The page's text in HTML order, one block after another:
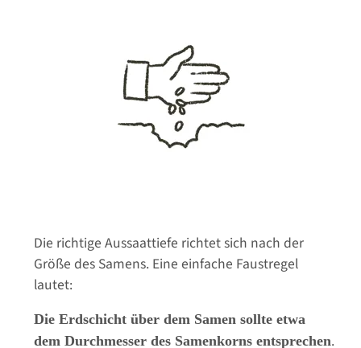
Die richtige Aussaattiefe richtet sich nach der
Größe des Samens. Eine einfache Faustregel
lautet:
Die Erdschicht über dem Samen sollte etwa
dem Durchmesser des Samenkorns entsprechen.